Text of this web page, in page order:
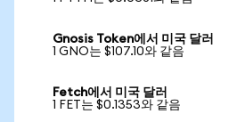
Gnosis Token에서 미국 달러
1 GNO는 $107.10와 같음
Fetch에서 미국 달러
1 FET는 $0.1353와 같음